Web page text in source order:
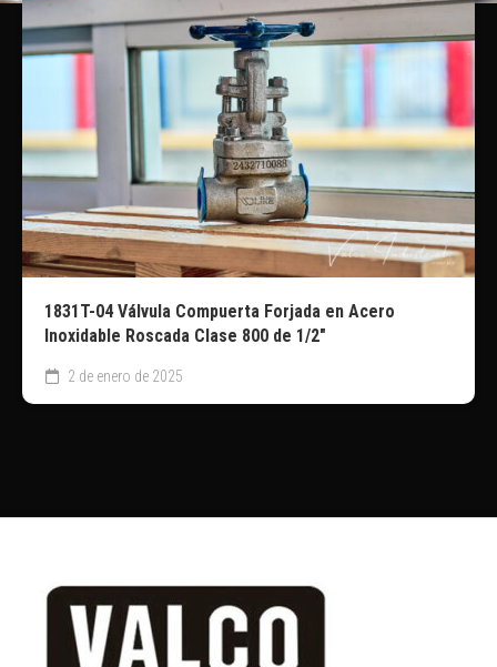
1831T-04 Válvula Compuerta Forjada en Acero
Inoxidable Roscada Clase 800 de 1/2″
2 de enero de 2025